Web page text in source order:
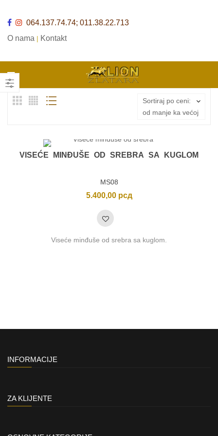
064.137.74.74; 011.38.22.713
O nama | Kontakt
Sortiraj po ceni:
od manje ka većoj
VISEĆE MINĐUŠE OD SREBRA SA KUGLOM
MS08
5.400,00 рсд
Viseće minđuše od srebra sa kuglom.
INFORMACIJE
ZA KLIJENTE